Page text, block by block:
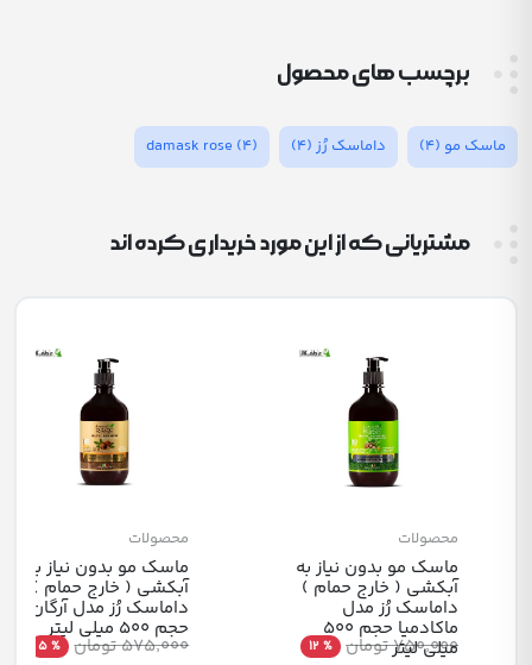
برچسب های محصول
ماسک مو (4) داماسک رُز (4)
damask rose (4)
مشتریانی که از این مورد خریداری کرده اند
محصولات
ماسک مو بدون نیاز به
آبکشی ( خارج حمام )
داماسک رُز مدل
ماکادمیا حجم 500
میلی لیتر
750٬000 تومان % 12
محصولات
ماسک مو بدون نیاز به
آبکشی ( خارج حمام )
داماسک رُز مدل آرگان
حجم 500 میلی لیتر
575٬000 تومان % 5